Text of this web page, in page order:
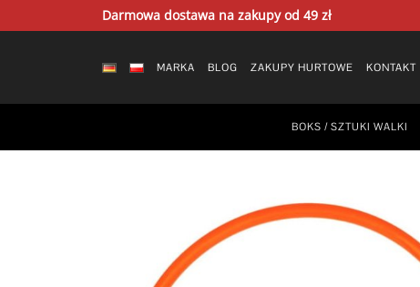
to
Darmowa dostawa na zakupy od 49 zł
MARKA BLOG ZAKUPY HURTOWE KONTAKT
BOKS / SZTUKI WALKI